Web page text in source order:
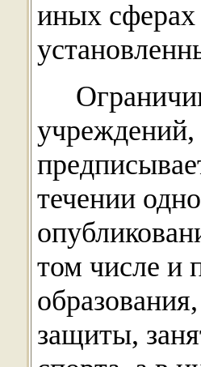
иных сферах
учреждений,
течении
том числе и
защиты,